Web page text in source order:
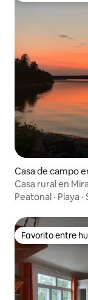
Casa de campo
Casa rural en
dormitorios
Peatonal · Playa ·
Favorito entre
Favorito entre